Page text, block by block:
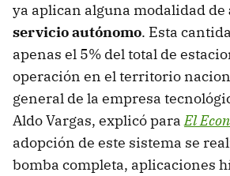
ya aplican alguna modalidad de
servicio autónomo. Esta
apenas el 5% del total de
operación en el territorio
general de la empresa
Aldo Vargas, explicó paraEl
adopción de este sistema se
bomba completa, aplicaciones